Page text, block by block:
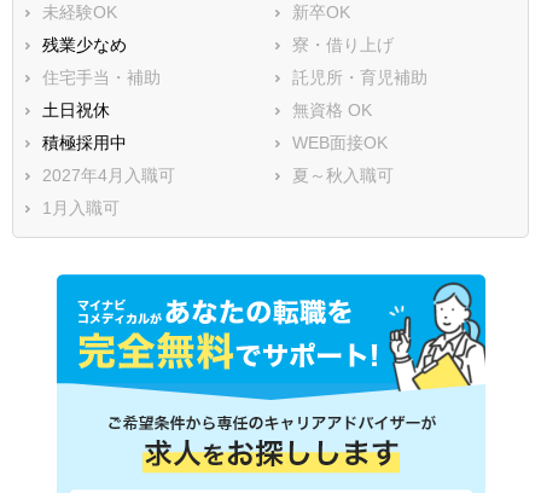
未経験OK
新卒OK
残業少なめ
寮・借り上げ
住宅手当・補助
託児所・育児補助
土日祝休
無資格 OK
積極採用中
WEB面接OK
2027年4月入職可
夏～秋入職可
1月入職可